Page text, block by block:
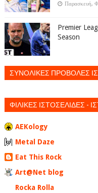
Παρασκευή,
Premier
Season
ΣΥΝΟΛΙΚΕΣ ΠΡΟΒΟΛΕΣ
ΦΙΛΙΚΕΣ ΙΣΤΟΣΕΛΙΔΕΣ -
AEKology
Metal Daze
Eat This Rock
Art@Net blog
Rocka Rolla